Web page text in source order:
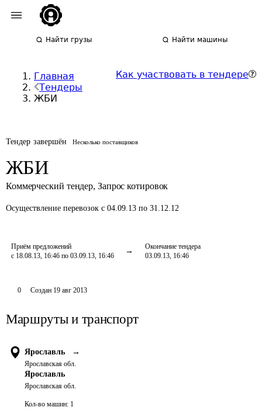
Найти грузы Найти машины
Главная
Тендеры
ЖБИ
Как участвовать в тендере
Тендер завершён Несколько поставщиков
ЖБИ
Коммерческий тендер, Запрос котировок
Осуществление перевозок с 04.09.13 по 31.12.12
Приём предложений
с 18.08.13, 16:46 по 03.09.13, 16:46
Окончание тендера
03.09.13, 16:46
0 Создан 19 авг 2013
Маршруты и транспорт
Ярославль →
Ярославская обл.
Ярославль
Ярославская обл.
Кол-во машин: 1